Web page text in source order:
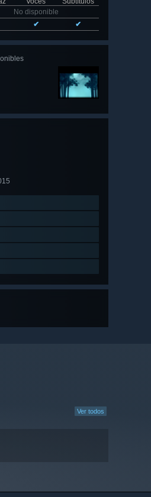
No disponible
✔ ✔
Ver todos